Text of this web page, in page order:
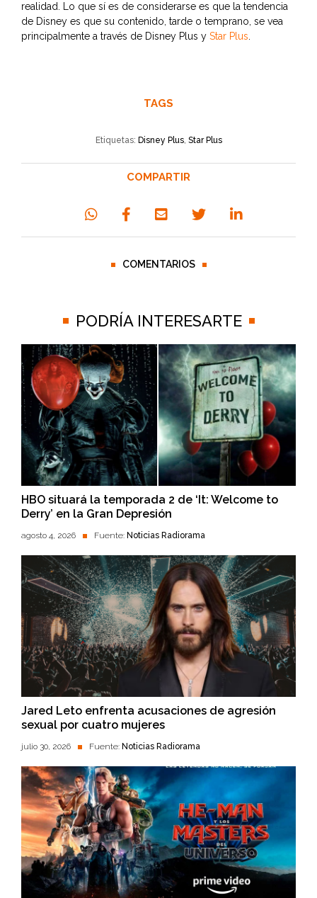
realidad. Lo que sí es de considerarse es que la tendencia
de Disney es que su contenido, tarde o temprano, se vea
principalmente a través de Disney Plus y Star Plus.
TAGS
Etiquetas: Disney Plus, Star Plus
COMPARTIR
COMENTARIOS
PODRÍA INTERESARTE
HBO situará la temporada 2 de ‘It: Welcome to
Derry’ en la Gran Depresión
agosto 4, 2026 Fuente: Noticias Radiorama
Jared Leto enfrenta acusaciones de agresión
sexual por cuatro mujeres
julio 30, 2026 Fuente: Noticias Radiorama